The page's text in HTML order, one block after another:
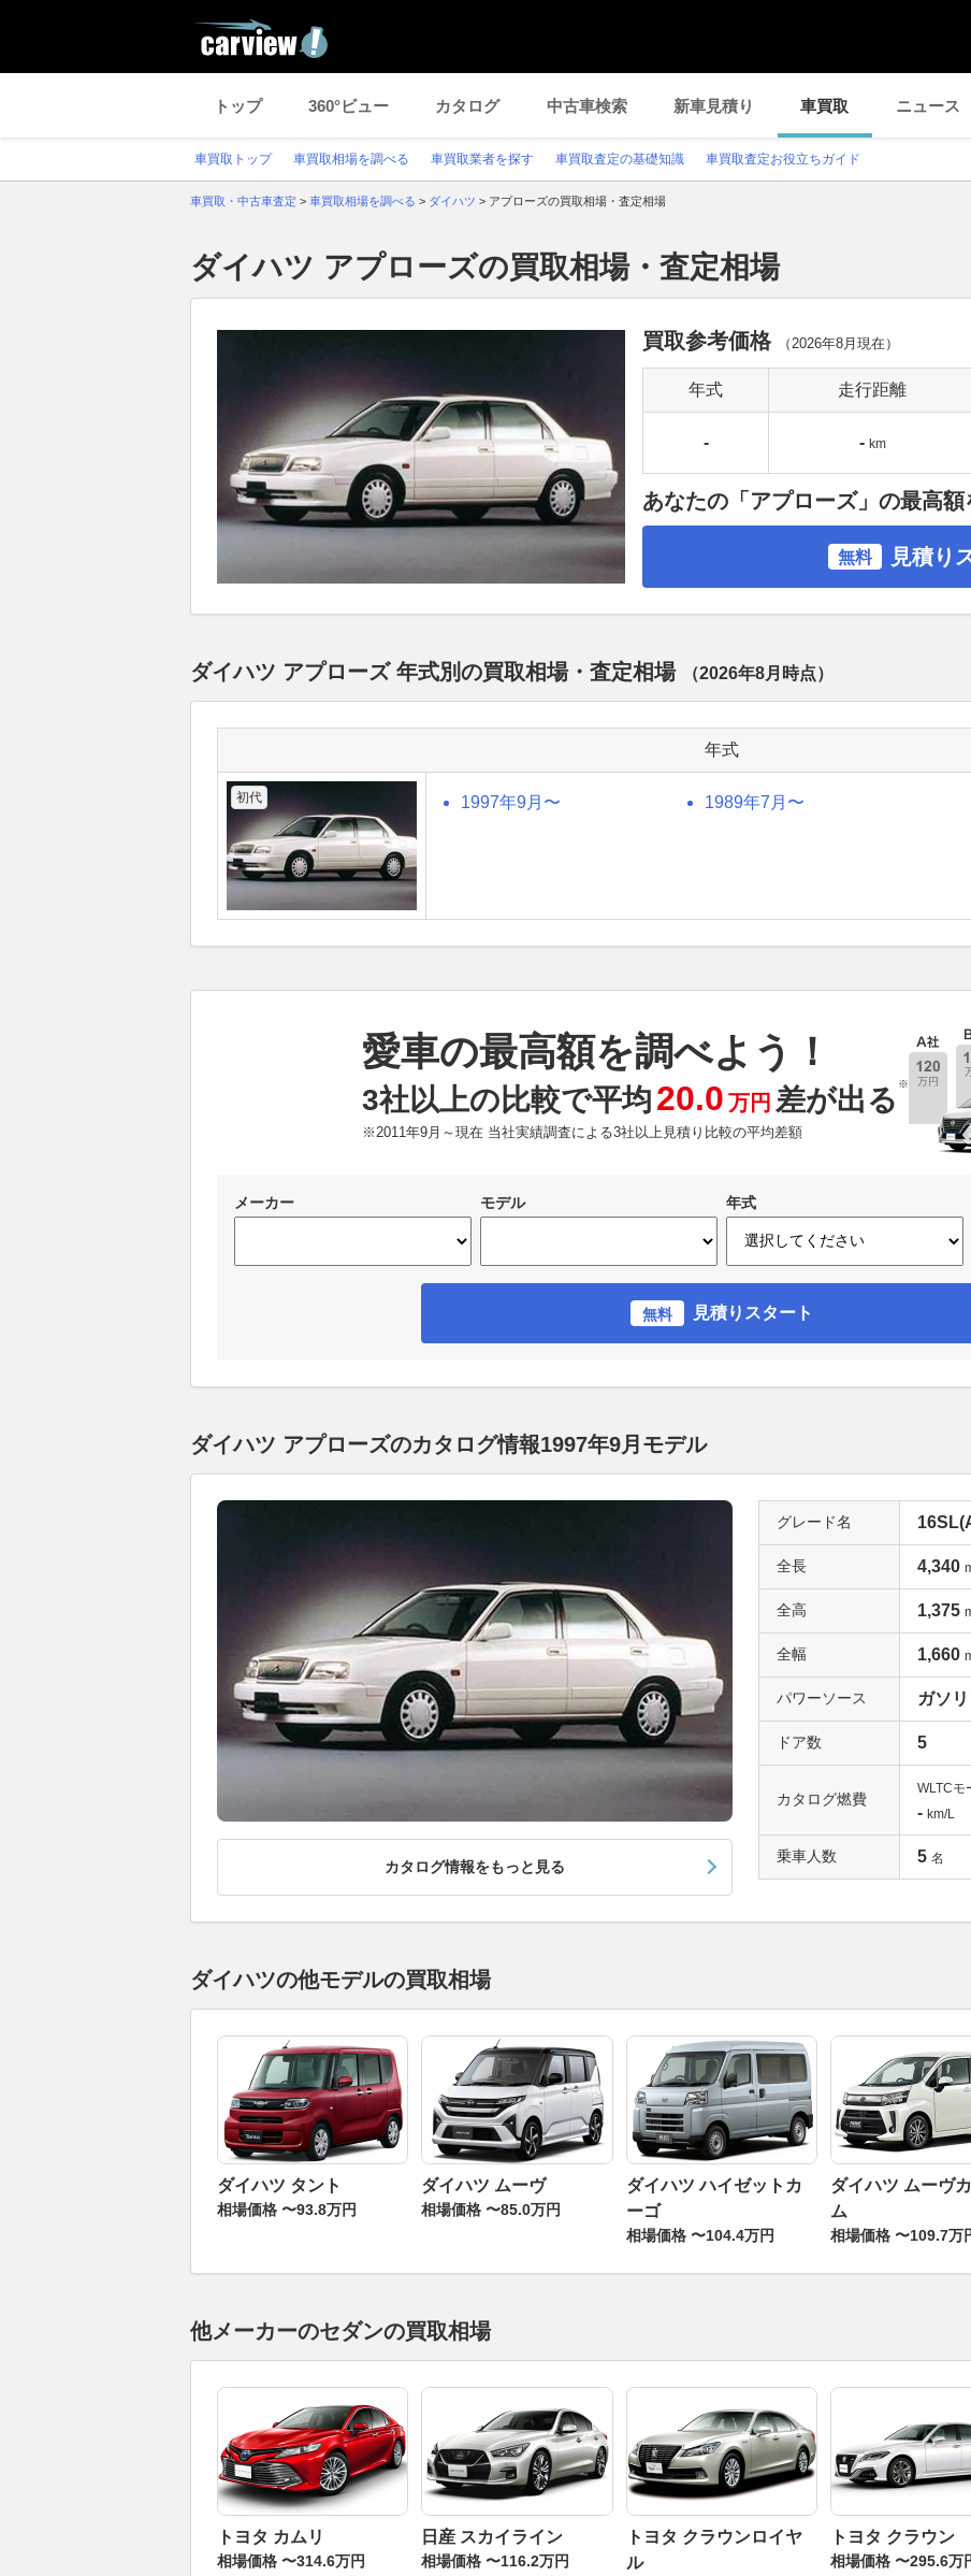
トップ 360°ビュー カタログ 中古車検索 新車見積り 車買取 ニュース
車買取トップ 車買取相場を調べる 車買取業者を探す 車買取査定の基礎知識 車買取査定お役立ちガイド
車買取・中古車査定 > 車買取相場を調べる > ダイハツ > アプローズの買取相場・査定相場
ダイハツ アプローズの買取相場・査定相場
買取参考価格 （2026年8月 現在）
年式 走行距離
- - km
あなたの「アプローズ」の最高額
無料 見積り
ダイハツ アプローズ 年式別の買取相場・査定相場 （2026年8月 時点）
年式
初代 1997年9月〜 1989年7月〜
愛車の最高額を調べよう！
3社以上の比較で平均20.0 万円 差が出る ※
※2011年9月～現在 当社実績調査による3社以上見積り比較の平均差額
メーカー モデル 年式
無料 見積りスタート
ダイハツ アプローズのカタログ情報1997年9月モデル
カタログ情報をもっと見る
グレード名
全長 4,340
全高 1,375
全幅 1,660
パワーソース ガソ
ドア数 5
カタログ燃費
WLTCモ
- km/L
乗車人数 5 名
ダイハツの他モデルの買取相場
ダイハツ タント
相場価格 〜93.8万円
ダイハツ ムーヴ
相場価格 〜85.0万円
ダイハツ ハイゼットカ
ーゴ
相場価格 〜104.4万円
ダイハツ ムーヴ
ム
相場価格 〜109.7万
他メーカーのセダンの買取相場
トヨタ カムリ
相場価格 〜314.6万円
日産 スカイライン
相場価格 〜116.2万円
トヨタ クラウンロイヤ
ル
トヨタ クラウン
相場価格 〜295.6万